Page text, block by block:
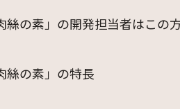
絲の素」の開発担当者はこの
絲の素」の特長